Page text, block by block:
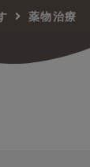
薬物治療